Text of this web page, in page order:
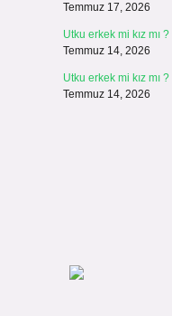
Temmuz 17, 2026
Utku erkek mi kız mı ?
Temmuz 14, 2026
Utku erkek mi kız mı ?
Temmuz 14, 2026